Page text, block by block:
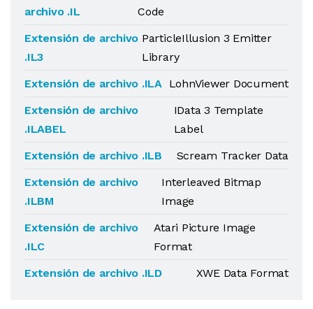
archivo .IL
Code
Extensión de archivo
.IL3
ParticleIllusion 3 Emitter
Library
Extensión de archivo .ILA LohnViewer Document
Extensión de archivo
.ILABEL
IData 3 Template
Label
Extensión de archivo .ILB
Scream Tracker Data
Extensión de archivo
.ILBM
Interleaved Bitmap
Image
Extensión de archivo
.ILC
Atari Picture Image
Format
Extensión de archivo .ILD
XWE Data Format